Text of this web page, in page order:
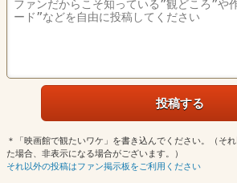
＊「映画館で観たいワケ」を書き込んでください。（そ
た場合、非表示になる場合がございます。）
それ以外の投稿はファン掲示板をご利用ください